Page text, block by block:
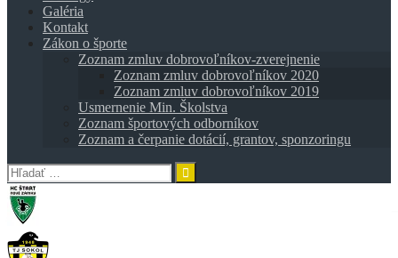
Galéria
Kontakt
Zákon o športe
Zoznam zmluv dobrovoľníkov-zverejnenie
Zoznam zmluv dobrovoľníkov 2020
Zoznam zmluv dobrovoľníkov 2019
Usmernenie Min. Školstva
Zoznam športových odborníkov
Zoznam a čerpanie dotácií, grantov, sponzoringu
Hľadať: